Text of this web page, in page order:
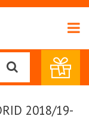
2018/19-